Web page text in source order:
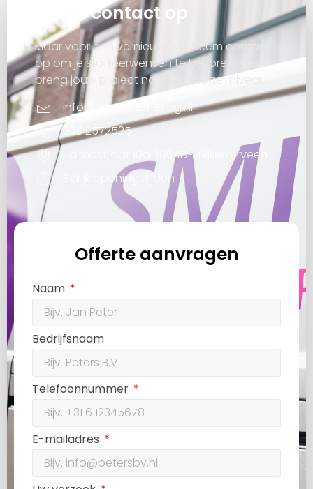
Neem contact op
Klaar voor een vernieuwing? Neem contact
op om je stoffeerwensen te bespreken en
breng jouw project naar een hoger niveau.
info@smits-stoffering.nl
033 2572525
Talmastraat 10a 3864DE, Nijkerkerveen
Bekijk openingstijden
Offerte aanvragen
Naam
Bedrijfsnaam
Telefoonnummer
E-mailadres